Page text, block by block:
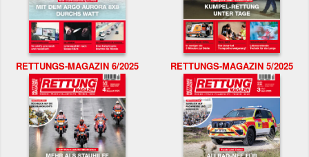
RETTUNGS-MAGAZIN 6/2025 RETTUNGS-MAGAZIN 5/2025